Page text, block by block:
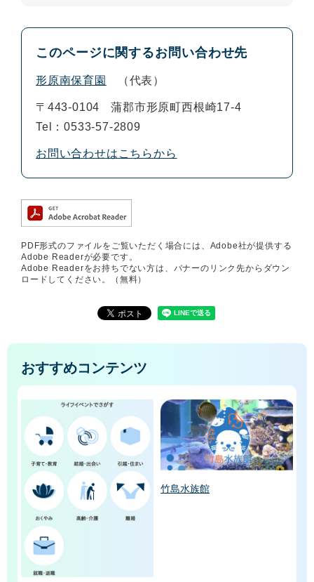
このページに関するお問い合わせ先
形原南保育園 代表
〒443-0104
蒲郡市形原町西根崎17-4
Tel：0533-57-2809
お問い合わせはこちらから
PDF形式のファイルをご覧いただく場合には、Adobe社が提供する
Adobe Readerが必要です。
Adobe Readerをお持ちでない方は、バナーのリンク先からダウン
ロードしてください。（無料）
おすすめコンテンツ
竹島水族館